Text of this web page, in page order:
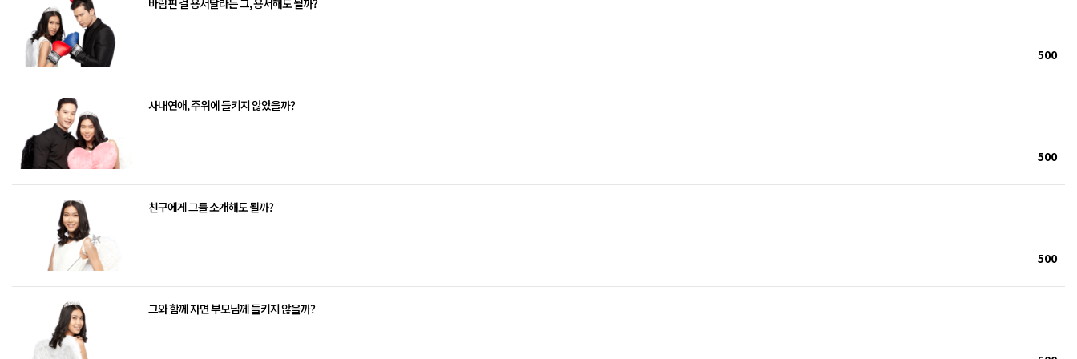
바람핀 걸 용서달라는 그, 용서해도 될까?
500
사내연애, 주위에 들키지 않았을까?
500
친구에게 그를 소개해도 될까?
500
그와 함께 자면 부모님께 들키지 않을까?